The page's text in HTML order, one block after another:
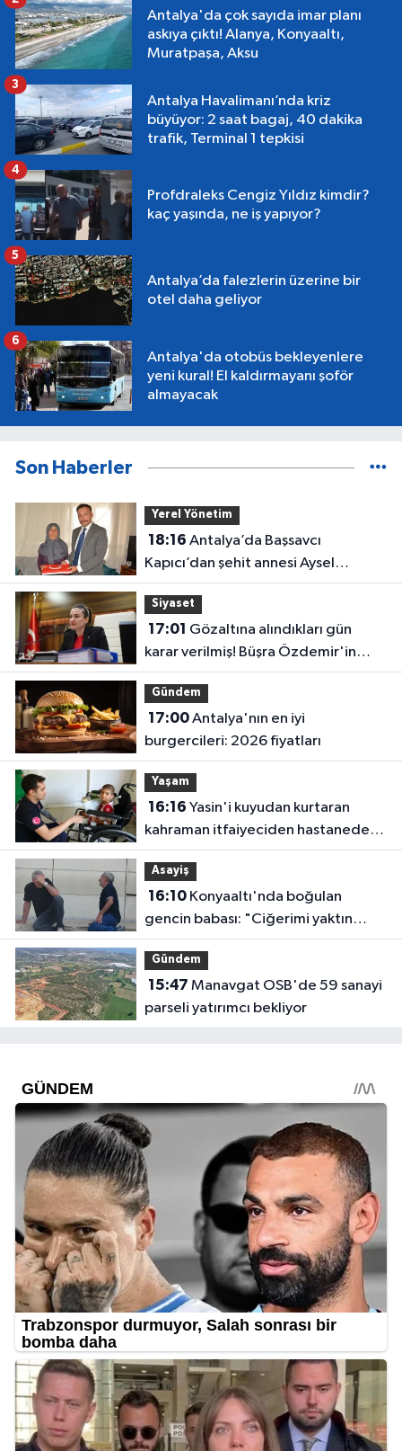
Antalya'da çok sayıda imar planı
askıya çıktı! Alanya, Konyaaltı,
Muratpaşa, Aksu
Antalya Havalimanı’nda kriz
büyüyor: 2 saat bagaj, 40 dakika
trafik, Terminal 1 tepkisi
3
Profdraleks Cengiz Yıldız kimdir?
kaç yaşında, ne iş yapıyor?
4
Antalya’da falezlerin üzerine bir
otel daha geliyor
5
Antalya'da otobüs bekleyenlere
yeni kural! El kaldırmayanı şoför
almayacak
6
Son Haberler
Yerel Yönetim
18:16
Kapıcı’dan şehit annesi Aysel
Belen’e anlamlı ziyaret
Siyaset
17:01
karar verilmiş! Büşra Özdemir'in
oluru ortaya çıktı
Gündem
17:00Antalya'nın en iyi
burgercileri: 2026 fiyatları
Yaşam
16:16
kahraman itfaiyeciden hastanede
ziyaret
Asayiş
16:10Konyaaltı'nda boğulan
gencin babası: "Ciğerimi yaktın
babam"
Gündem
15:47
parseli yatırımcı bekliyor